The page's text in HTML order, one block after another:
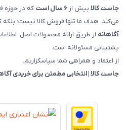
جاست کالا بیش از ۶ سال است
که در حوزه
می‌کند. هدف ما تنها فروش کالا نیست؛
آگاهانه از طریق ارائه محصولات اصل،
پشتیبانی مسئولانه است.
از اعتماد و همراهی شما سپاسگزاریم.
جاست کالا | انتخابی مطمئن برای خریدی